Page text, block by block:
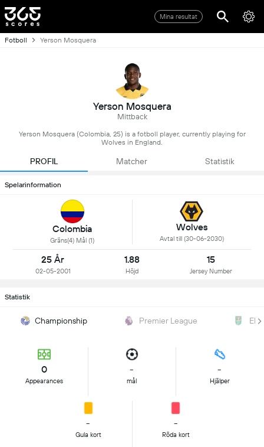
Mina resultat
Fotboll Yerson Mosquera
Yerson Mosquera
Mittback
Yerson Mosquera (Colombia, 25) is a fotboll player, currently playing for
Wolves in England.
PROFIL Matcher Statistik
Spelarinformation
Colombia
Gräns(4) Mål (1)
Wolves
Avtal till (30-06-2030)
25 År
02-05-2001
1.88
Höjd
15
Jersey Number
Statistik
Championship Premier League
0
Appearances
-
mål
-
Hjälper
-
Gula kort
-
Röda kort